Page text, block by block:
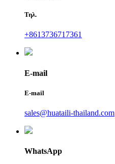
Τηλ.
+8613736717361
E-mail
E-mail
sales@huataili-thailand.com
WhatsApp